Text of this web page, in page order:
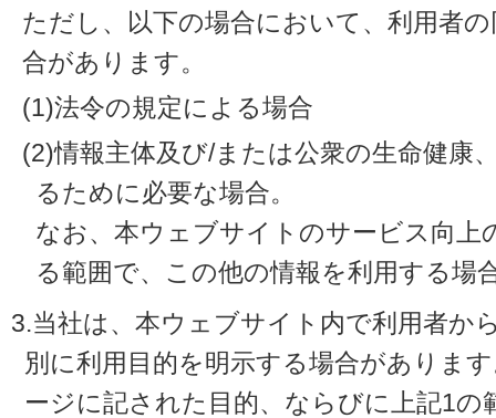
ただし、以下の場合において、利用者
合があります。
(1)法令の規定による場合
(2)情報主体及び/または公衆の生命健康
るために必要な場合。
なお、本ウェブサイトのサービス向上
る範囲で、この他の情報を利用する場
3.当社は、本ウェブサイト内で利用者か
別に利用目的を明示する場合がありま
ージに記された目的、ならびに上記1の